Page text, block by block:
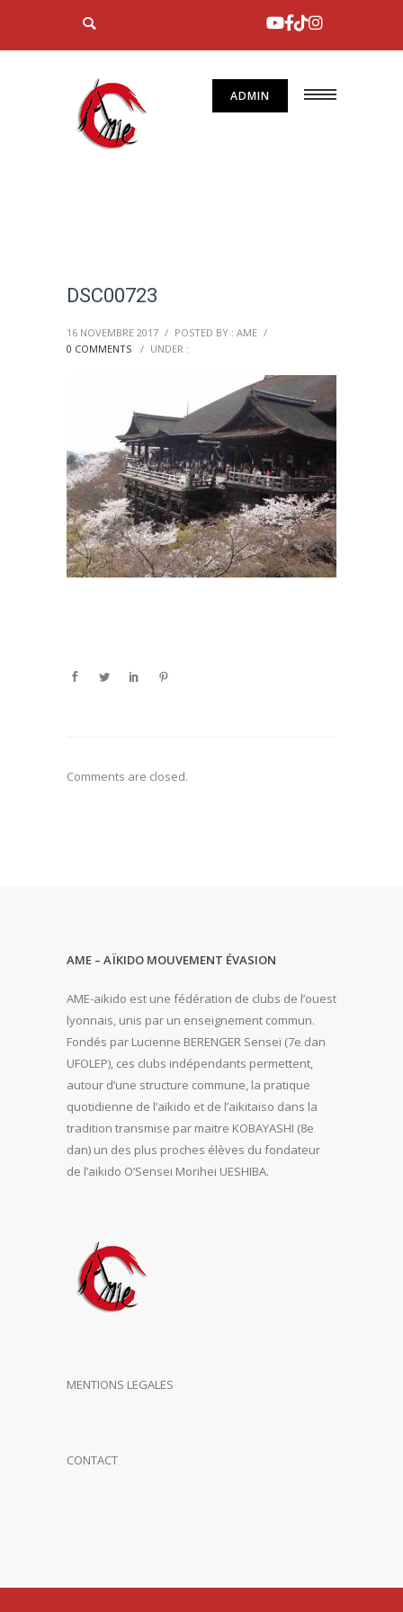
ADMIN
DSC00723
16 NOVEMBRE 2017 / POSTED BY : AME /
0 COMMENTS
/ UNDER :
Comments are closed.
AME – AÏKIDO MOUVEMENT ÉVASION
AME-aikido est une fédération de clubs de l’ouest
lyonnais, unis par un enseignement commun.
Fondés par Lucienne BERENGER Senseï (7e dan
UFOLEP), ces clubs indépendants permettent,
autour d’une structure commune, la pratique
quotidienne de l’aïkido et de l’aikitaiso dans la
tradition transmise par maitre KOBAYASHI (8e
dan) un des plus proches élèves du fondateur
de l’aikido O’Sensei Morihei UESHIBA.
MENTIONS LEGALES
CONTACT